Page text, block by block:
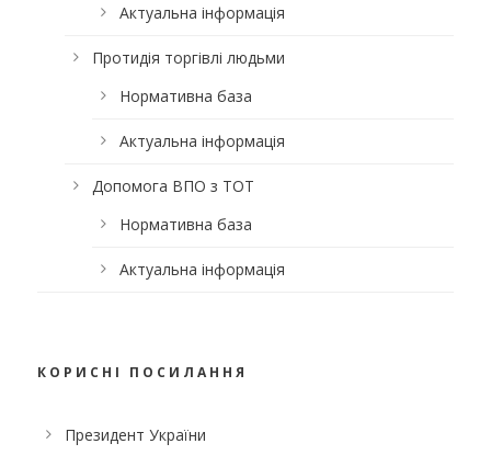
Актуальна інформація
Протидія торгівлі людьми
Нормативна база
Актуальна інформація
Допомога ВПО з ТОТ
Нормативна база
Актуальна інформація
КОРИСНІ ПОСИЛАННЯ
Президент України